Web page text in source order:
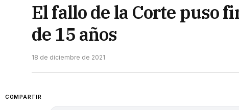
El fallo de la Corte puso
de 15 años
18 de diciembre de 2021
COMPARTIR